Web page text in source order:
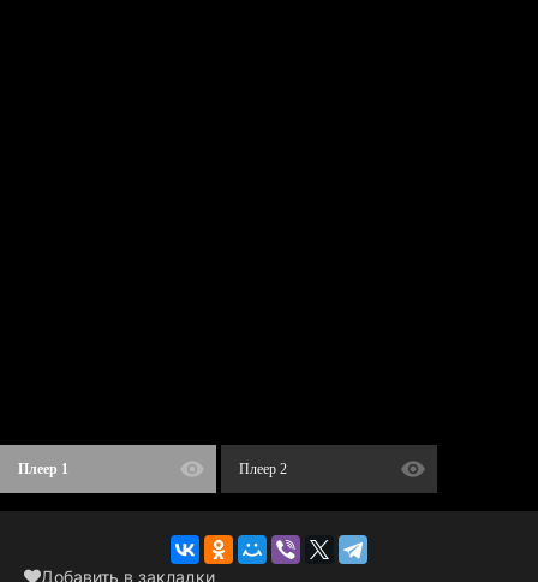
Плеер 1 Плеер 2
Добавить в закладки